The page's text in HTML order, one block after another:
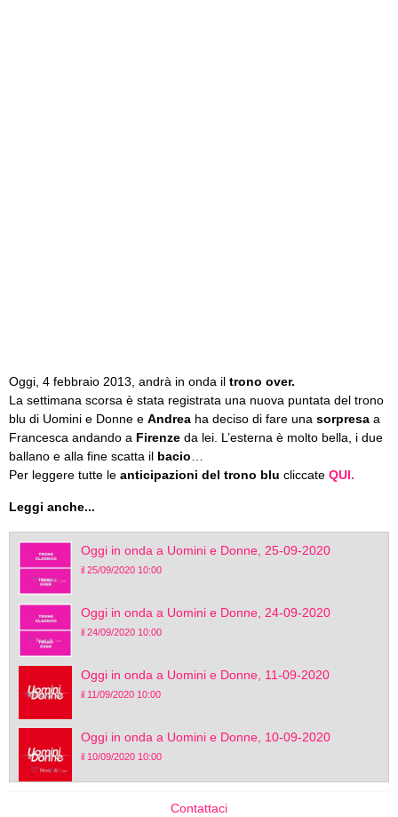
Oggi, 4 febbraio 2013, andrà in onda il trono over.
La settimana scorsa è stata registrata una nuova puntata del trono
blu di Uomini e Donne e Andrea ha deciso di fare una sorpresa a
Francesca andando a Firenze da lei. L’esterna è molto bella, i due
ballano e alla fine scatta il bacio
Per leggere tutte le anticipazioni del trono blu cliccate QUI.
Leggi anche...
Oggi in onda a Uomini e Donne, 25-09-2020
il 25/09/2020 10:00
Oggi in onda a Uomini e Donne, 24-09-2020
il 24/09/2020 10:00
Oggi in onda a Uomini e Donne, 11-09-2020
il 11/09/2020 10:00
Oggi in onda a Uomini e Donne, 10-09-2020
il 10/09/2020 10:00
Contattaci